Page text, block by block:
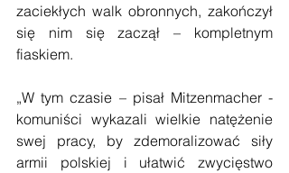
zaciekłych walk obronnych, zakończył
się nim się zaczął – kompletnym
fiaskiem.
„W tym czasie – pisał Mitzenmacher -
komuniści wykazali wielkie natężenie
swej pracy, by zdemoralizować siły
armii polskiej i ułatwić zwycięstwo